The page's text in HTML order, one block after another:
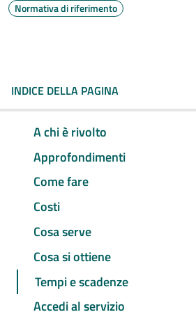
Normativa di riferimento
INDICE DELLA PAGINA
A chi è rivolto
Approfondimenti
Come fare
Costi
Cosa serve
Cosa si ottiene
Tempi e scadenze
Accedi al servizio